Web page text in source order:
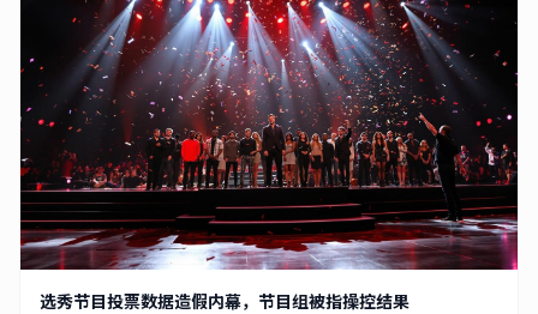
选秀节目投票数据造假内幕，节目组被指操控结果